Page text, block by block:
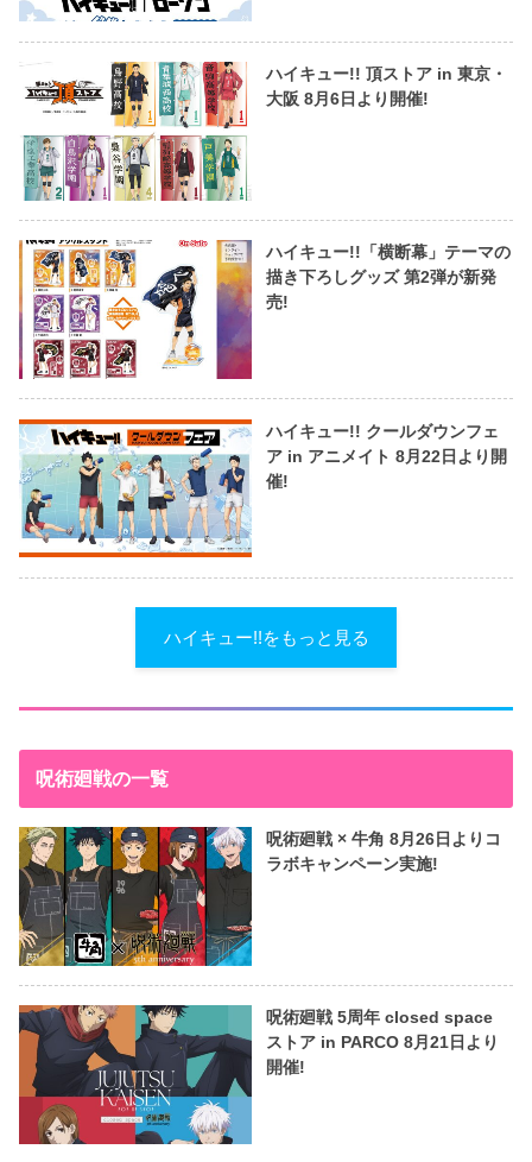
ハイキュー!! 頂ストア in 東京・
大阪 8月6日より開催!
ハイキュー!!「横断幕」テーマの
描き下ろしグッズ 第2弾が新発
売!
ハイキュー!! クールダウンフェ
ア in アニメイト 8月22日より開
催!
ハイキュー!!をもっと見る
呪術廻戦の一覧
呪術廻戦 × 牛角 8月26日よりコ
ラボキャンペーン実施!
呪術廻戦 5周年 closed space
ストア in PARCO 8月21日より
開催!